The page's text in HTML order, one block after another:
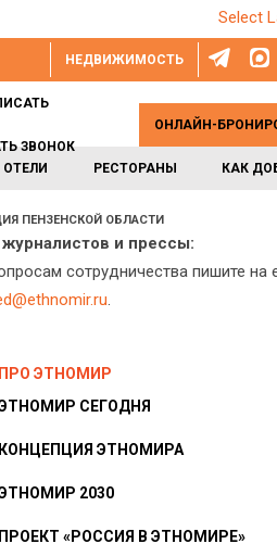
Select
НЕДВИЖИМОСТЬ
ОТЕЛИ РЕСТОРАНЫ КАК
ЗВОНОК
ОНЛАЙН-
ПЕНЗЕНСКОЙ ОБЛАСТИ
и прессы:
сотрудничества пишите на
.
ПРО ЭТНОМИР
СЕГОДНЯ
КОНЦЕПЦИЯ ЭТНОМИРА
2030
ПРОЕКТ «РОССИЯ В ЭТНОМИРЕ»